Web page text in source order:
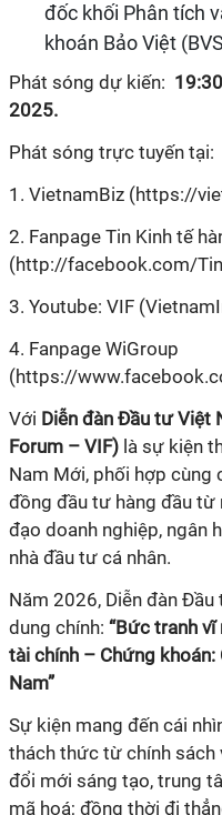
đốc khối Phân tích
khoán Bảo Việt
Phát sóng dự kiến:
2025.
Phát sóng trực tuyến tại:
1. VietnamBiz (https://
2. Fanpage Tin Kinh tế
(http://facebook.com/
3. Youtube: VIF
4. Fanpage WiGroup
(https://
Với Diễn đàn Đầu tư Việt
Forum – VIF) là sự kiện
Nam Mới, phối hợp cùng
đồng đầu tư hàng đầu từ
đạo doanh nghiệp, ngân
nhà đầu tư cá nhân.
Năm 2026, Diễn đàn
dung chính: “Bức tranh
tài chính – Chứng
Nam”
Sự kiện mang đến cái
thách thức từ chính sách
đổi mới sáng tạo, trung
mã hoá; đồng thời đi